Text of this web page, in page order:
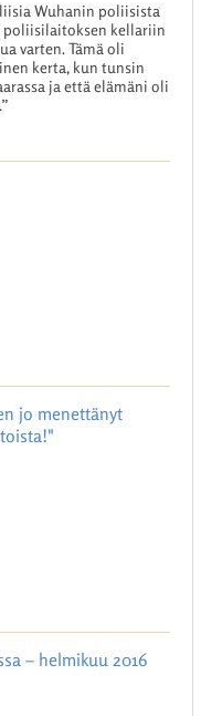
Wuhanin poliisista
poliisilaitoksen kellariin
varten. Tämä oli
kerta, kun tunsin
ja että elämäni oli
jo menettänyt
– helmikuu 2016